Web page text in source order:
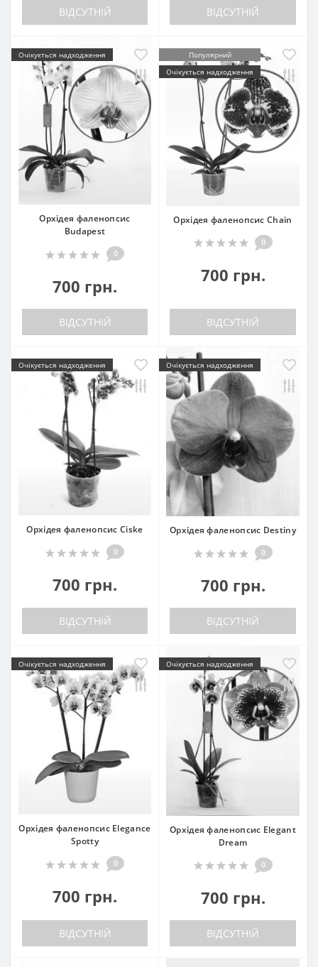
ВІДСУТНІЙ ВІДСУТНІЙ
Очікується надходження
Орхідея фаленопсис
Budapest
0
700 грн.
ВІДСУТНІЙ
Популярний
Очікується надходження
Орхідея фаленопсис Chain
0
700 грн.
ВІДСУТНІЙ
Очікується надходження
Орхідея фаленопсис Ciske
0
700 грн.
ВІДСУТНІЙ
Очікується надходження
Орхідея фаленопсис Destiny
0
700 грн.
ВІДСУТНІЙ
Очікується надходження
Орхідея фаленопсис Elegance
Spotty
0
700 грн.
ВІДСУТНІЙ
Очікується надходження
Орхідея фаленопсис Elegant
Dream
0
700 грн.
ВІДСУТНІЙ